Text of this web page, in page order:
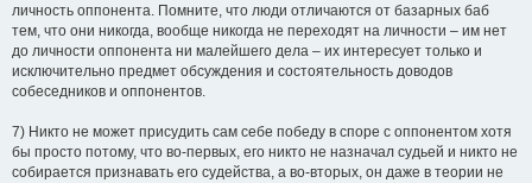
личность оппонента. Помните, что люди отличаются от базарных баб
тем, что они никогда, вообще никогда не переходят на личности – им нет
до личности оппонента ни малейшего дела – их интересует только и
исключительно предмет обсуждения и состоятельность доводов
собеседников и оппонентов.
7) Никто не может присудить сам себе победу в споре с оппонентом хотя
бы просто потому, что во-первых, его никто не назначал судьей и никто не
собирается признавать его судейства, а во-вторых, он даже в теории не